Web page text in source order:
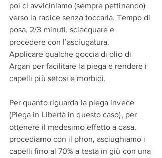
poi ci avviciniamo (sempre pettinando)
verso la radice senza toccarla. Tempo di
posa, 2/3 minuti, sciacquare e
procedere con l’asciugatura.
Applicare qualche goccia di olio di
Argan per facilitare la piega e rendere i
capelli più setosi e morbidi.
Per quanto riguarda la piega invece
(Piega in Libertà in questo caso), per
ottenere il medesimo effetto a casa,
procediamo con il phon, asciughiamo i
capelli fino al 70% a testa in giù con una